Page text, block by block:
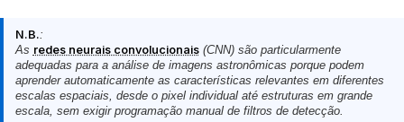
N.B.:
As redes neurais convolucionais(CNN) são particularmente
adequadas para a análise de imagens astronômicas porque podem
aprender automaticamente as características relevantes em diferentes
escalas espaciais, desde o pixel individual até estruturas em grande
escala, sem exigir programação manual de filtros de detecção.